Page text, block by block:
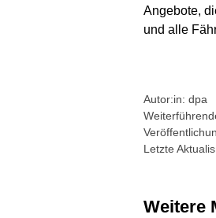
Angebote,
und alle
Autor:in: dpa
Letzte